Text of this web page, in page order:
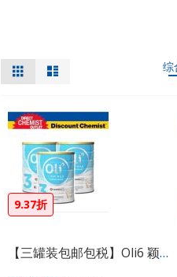
图
以
综
9.37折
【三罐装包邮包税】Oli6 颖睿婴幼儿羊奶粉3段 800g